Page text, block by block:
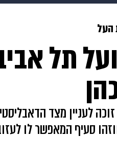
משפט תשעה חודשים
העל
תל
לעניין מצד
סעיף המאפשר לו